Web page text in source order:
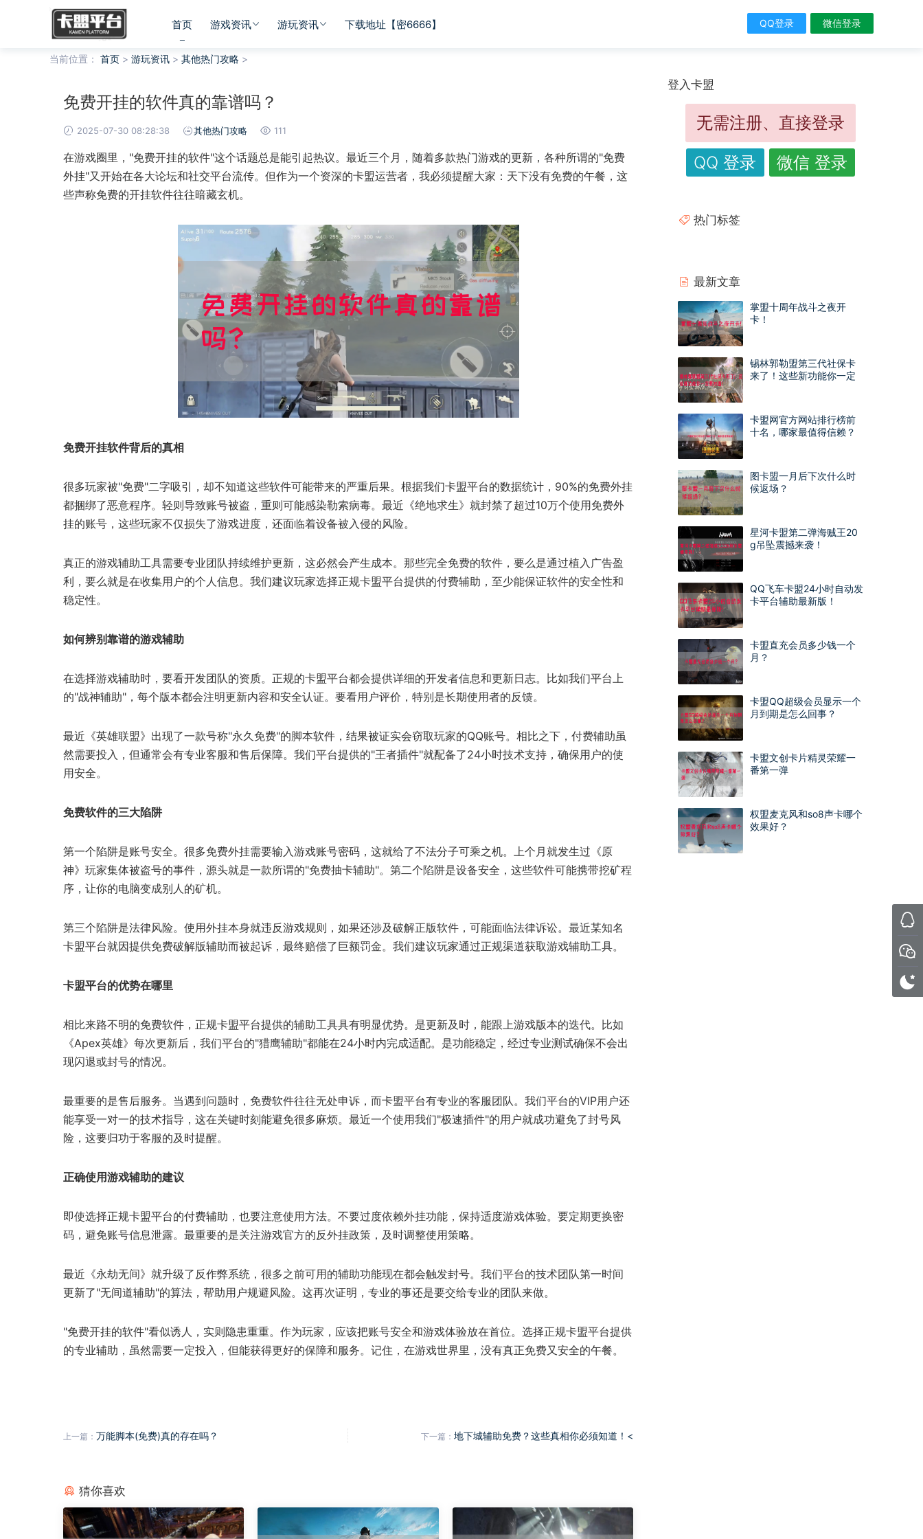
首页 游戏资讯 游玩资讯 下载地址【密6666】 QQ登录 微信登录
当前位置： 首页 > 游玩资讯 > 其他热门攻略 >
免费开挂的软件真的靠谱吗？
2025-07-30 08:28:38 其他热门攻略 111
在游戏圈里，"免费开挂的软件"这个话题总是能引起热议。最近三个月，随着多款热门游戏的更新，各种所谓的"免费
外挂"又开始在各大论坛和社交平台流传。但作为一个资深的卡盟运营者，我必须提醒大家：天下没有免费的午餐，这
些声称免费的开挂软件往往暗藏玄机。
免费开挂软件背后的真相
很多玩家被"免费"二字吸引，却不知道这些软件可能带来的严重后果。根据我们卡盟平台的数据统计，90%的免费外挂
都捆绑了恶意程序。轻则导致账号被盗，重则可能感染勒索病毒。最近《绝地求生》就封禁了超过10万个使用免费外
挂的账号，这些玩家不仅损失了游戏进度，还面临着设备被入侵的风险。
真正的游戏辅助工具需要专业团队持续维护更新，这必然会产生成本。那些完全免费的软件，要么是通过植入广告盈
利，要么就是在收集用户的个人信息。我们建议玩家选择正规卡盟平台提供的付费辅助，至少能保证软件的安全性和
稳定性。
如何辨别靠谱的游戏辅助
在选择游戏辅助时，要看开发团队的资质。正规的卡盟平台都会提供详细的开发者信息和更新日志。比如我们平台上
的"战神辅助"，每个版本都会注明更新内容和安全认证。要看用户评价，特别是长期使用者的反馈。
最近《英雄联盟》出现了一款号称"永久免费"的脚本软件，结果被证实会窃取玩家的QQ账号。相比之下，付费辅助虽
然需要投入，但通常会有专业客服和售后保障。我们平台提供的"王者插件"就配备了24小时技术支持，确保用户的使
用安全。
免费软件的三大陷阱
第一个陷阱是账号安全。很多免费外挂需要输入游戏账号密码，这就给了不法分子可乘之机。上个月就发生过《原
神》玩家集体被盗号的事件，源头就是一款所谓的"免费抽卡辅助"。第二个陷阱是设备安全，这些软件可能携带挖矿程
序，让你的电脑变成别人的矿机。
第三个陷阱是法律风险。使用外挂本身就违反游戏规则，如果还涉及破解正版软件，可能面临法律诉讼。最近某知名
卡盟平台就因提供免费破解版辅助而被起诉，最终赔偿了巨额罚金。我们建议玩家通过正规渠道获取游戏辅助工具。
卡盟平台的优势在哪里
相比来路不明的免费软件，正规卡盟平台提供的辅助工具具有明显优势。是更新及时，能跟上游戏版本的迭代。比如
《Apex英雄》每次更新后，我们平台的"猎鹰辅助"都能在24小时内完成适配。是功能稳定，经过专业测试确保不会出
现闪退或封号的情况。
最重要的是售后服务。当遇到问题时，免费软件往往无处申诉，而卡盟平台有专业的客服团队。我们平台的VIP用户还
能享受一对一的技术指导，这在关键时刻能避免很多麻烦。最近一个使用我们"极速插件"的用户就成功避免了封号风
险，这要归功于客服的及时提醒。
正确使用游戏辅助的建议
即使选择正规卡盟平台的付费辅助，也要注意使用方法。不要过度依赖外挂功能，保持适度游戏体验。要定期更换密
码，避免账号信息泄露。最重要的是关注游戏官方的反外挂政策，及时调整使用策略。
最近《永劫无间》就升级了反作弊系统，很多之前可用的辅助功能现在都会触发封号。我们平台的技术团队第一时间
更新了"无间道辅助"的算法，帮助用户规避风险。这再次证明，专业的事还是要交给专业的团队来做。
"免费开挂的软件"看似诱人，实则隐患重重。作为玩家，应该把账号安全和游戏体验放在首位。选择正规卡盟平台提供
的专业辅助，虽然需要一定投入，但能获得更好的保障和服务。记住，在游戏世界里，没有真正免费又安全的午餐。
上一篇： 万能脚本(免费)真的存在吗？ 下一篇： 地下城辅助免费？这些真相你必须知道！<
猜你喜欢
登入卡盟
无需注册、直接登录
QQ 登录
微信 登录
热门标签
最新文章
掌盟十周年战斗之夜开
卡！
锡林郭勒盟第三代社保卡
来了！这些新功能你一定
卡盟网官方网站排行榜前
十名，哪家最值得信赖？
图卡盟一月后下次什么时
候返场？
星河卡盟第二弹海贼王20
g吊坠震撼来袭！
QQ飞车卡盟24小时自动发
卡平台辅助最新版！
卡盟直充会员多少钱一个
月？
卡盟QQ超级会员显示一个
月到期是怎么回事？
卡盟文创卡片精灵荣耀一
番第一弹
权盟麦克风和so8声卡哪个
效果好？